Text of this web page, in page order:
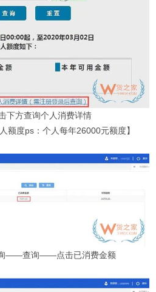
下方查询个人消费详情
额度ps：个人每年26000元额度】
——查询——点击已消费金额